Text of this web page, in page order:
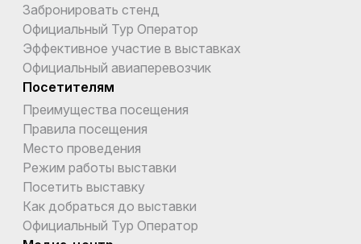
Забронировать стенд
Официальный Тур Оператор
Эффективное участие в выставках
Официальный авиаперевозчик
Посетителям
Преимущества посещения
Правила посещения
Место проведения
Режим работы выставки
Посетить выставку
Как добраться до выставки
Официальный Тур Оператор